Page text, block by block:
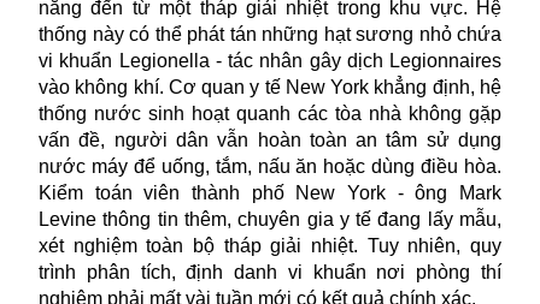
năng đến từ một tháp giải nhiệt trong khu vực. Hệ
thống này có thể phát tán những hạt sương nhỏ chứa
vi khuẩn Legionella - tác nhân gây dịch Legionnaires
vào không khí. Cơ quan y tế New York khẳng định, hệ
thống nước sinh hoạt quanh các tòa nhà không gặp
vấn đề, người dân vẫn hoàn toàn an tâm sử dụng
nước máy để uống, tắm, nấu ăn hoặc dùng điều hòa.
Kiểm toán viên thành phố New York - ông Mark
Levine thông tin thêm, chuyên gia y tế đang lấy mẫu,
xét nghiệm toàn bộ tháp giải nhiệt. Tuy nhiên, quy
trình phân tích, định danh vi khuẩn nơi phòng thí
nghiệm phải mất vài tuần mới có kết quả chính xác.